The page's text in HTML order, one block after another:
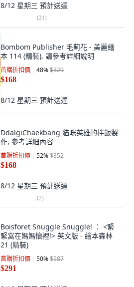
8/12 星期三 預計送達
(21)
Bombom Publisher 毛薊花 - 美麗繪
本 114 (精裝), 請參考詳細說明
首購折扣價 48%$329
$168
8/12 星期三 預計送達
DdalgiChaekbang 貓咪英雄的拌飯製
作, 參考詳細內容
首購折扣價 52%$352
$168
8/12 星期三 預計送達
(7)
Boisforet Snuggle Snuggle! ： <緊
緊窩在媽媽懷裡!> 英文版 - 繪本森林
21 (精裝)
首購折扣價 50%$587
$291